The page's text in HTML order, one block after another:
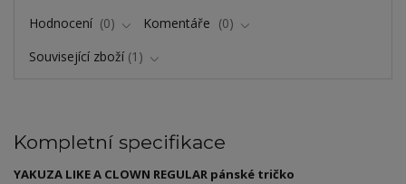
Hodnocení
0 Komentáře
0
Související zboží 1
Kompletní specifikace
YAKUZA LIKE A CLOWN REGULAR pánské tričko